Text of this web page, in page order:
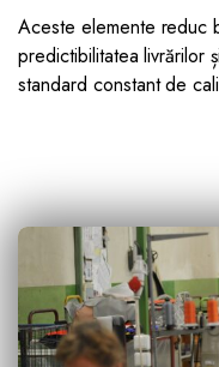
Aceste elemente reduc
predictibilitatea livrărilor
standard constant de